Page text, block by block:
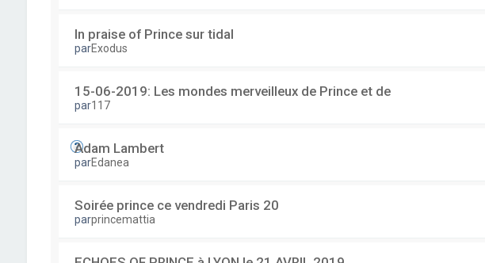
In praise of Prince sur tidal
parExodus
15-06-2019: Les mondes merveilleux de Prince et de
par117
Adam Lambert
parEdanea
Soirée prince ce vendredi Paris 20
parprincemattia